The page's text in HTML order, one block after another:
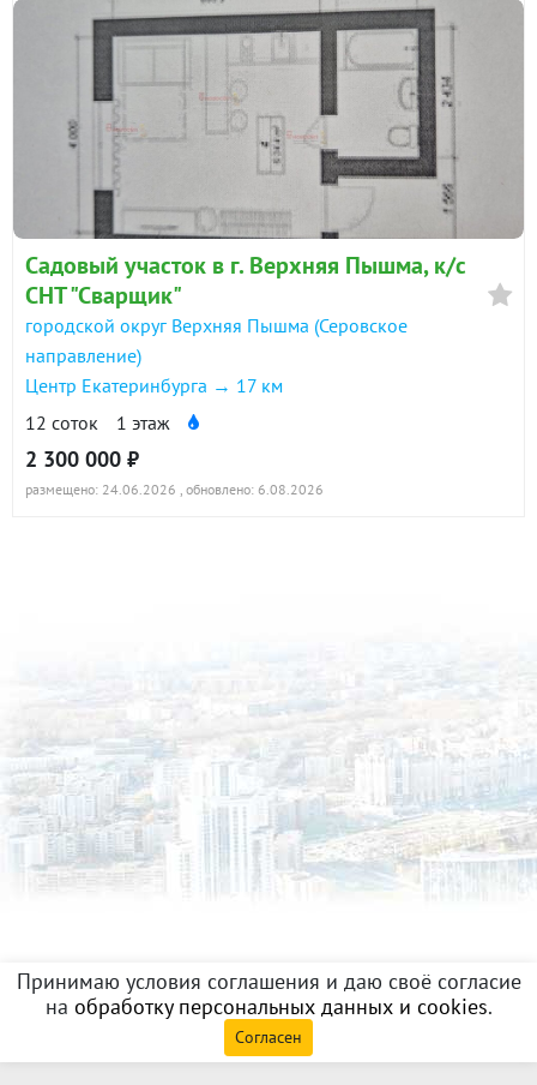
Садовый участок в г. Верхняя Пышма, к/с
СНТ "Сварщик"
городской округ Верхняя Пышма (Серовское
направление)
Центр Екатеринбурга → 17 км
12 соток
1 этаж
2 300 000 ₽
размещено: 24.06.2026 , обновлено: 6.08.2026
Принимаю условия соглашения и даю своё согласие
на обработку персональных данных и cookies.
Согласен